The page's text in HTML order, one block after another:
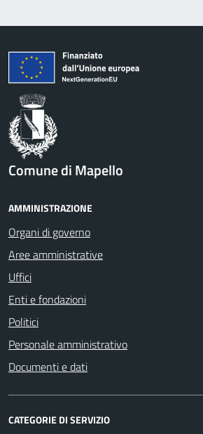
Comune di Mapello
AMMINISTRAZIONE
Organi di governo
Aree amministrative
Uffici
Enti e fondazioni
Politici
Personale amministrativo
Documenti e dati
CATEGORIE DI SERVIZIO